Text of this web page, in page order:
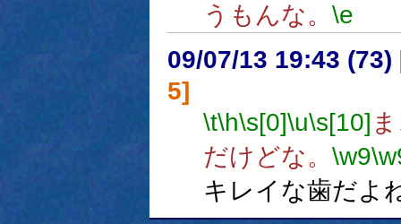
うもんな。 \e
09/07/13 19:43 (73)
5]
\t\h\s[0]\u\s[10]
だけどな。 \w9
キレイな歯だよ